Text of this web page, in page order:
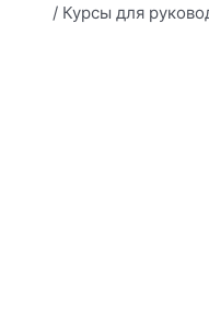
/ Курсы для